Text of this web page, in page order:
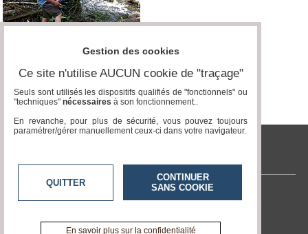
tvlocale.fr
Contactez-nous
A propos de tvlocale.fr
Gestion des cookies
Ce site n'utilise AUCUN cookie de "traçage"
Seuls sont utilisés les dispositifs qualifiés de "fonctionnels" ou
"techniques" nécessaires à son fonctionnement..
En revanche, pour plus de sécurité, vous pouvez toujours
paramétrer/gérer manuellement ceux-ci dans votre navigateur.
QUITTER
CONTINUER
SANS COOKIE
En savoir plus sur la confidentialité